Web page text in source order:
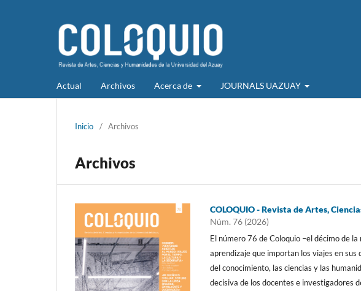
Actual Archivos Acerca de JOURNALS UAZUAY
Inicio / Archivos
Archivos
COLOQUIO - Revista de Artes,
Núm. 76 (2026)
El número 76 de Coloquio –el décimo de
aprendizaje que importan los viajes en
del conocimiento, las ciencias y las
decisiva de los docentes e investigadores